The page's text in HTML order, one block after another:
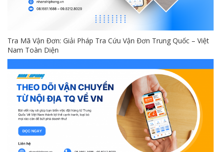
Tra Mã Vận Đơn: Giải Pháp Tra Cứu Vận Đơn Trung Quốc – Việt
Nam Toàn Diện